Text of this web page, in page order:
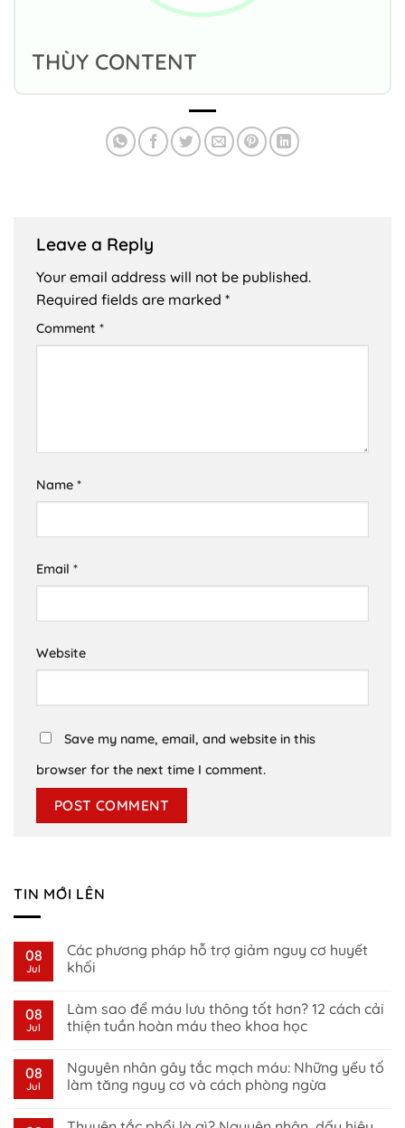
THÙY CONTENT
Leave a Reply
Your email address will not be published.
Required fields are marked *
Comment *
Name *
Email *
Website
Save my name, email, and website in this
browser for the next time I comment.
TIN MỚI LÊN
08
Jul
Các phương pháp hỗ trợ giảm nguy cơ huyết
khối
on
Các
phương
trợ
giảm
nguy
08
Jul
Làm sao để máu lưu thông tốt hơn? 12 cách cải
thiện tuần hoàn máu theo khoa học
on
Làm
sao
08
Jul
Nguyên nhân gây tắc mạch máu: Những yếu tố
làm tăng nguy cơ và cách phòng ngừa